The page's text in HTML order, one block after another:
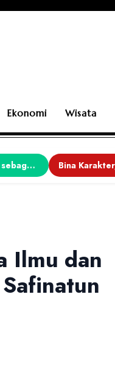
Ekonomi Wisata
Prof. Abdullah Terpilih sebagai Ketua APDII Periode 2026–2030
Ilmu dan